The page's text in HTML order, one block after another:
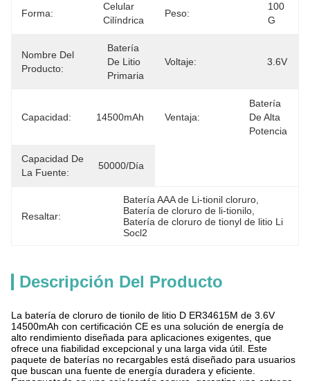
Forma:
Celular
Cilíndrica
Peso:
100
G
Nombre Del
Producto:
Batería
De Litio
Primaria
Voltaje: 3.6V
Capacidad: 14500mAh Ventaja:
Batería
De Alta
Potencia
Capacidad De
La Fuente:
50000/día
Resaltar:
Batería AAA de Li-tionil cloruro
Batería de cloruro de li-tionilo
Batería de cloruro de tionyl de litio Li
Socl2
Descripción Del Producto
La batería de cloruro de tionilo de litio D ER34615M de 3.6V
14500mAh con certificación CE es una solución de energía de
alto rendimiento diseñada para aplicaciones exigentes, que
ofrece una fiabilidad excepcional y una larga vida útil. Este
paquete de baterías no recargables está diseñado para usuarios
que buscan una fuente de energía duradera y eficiente.